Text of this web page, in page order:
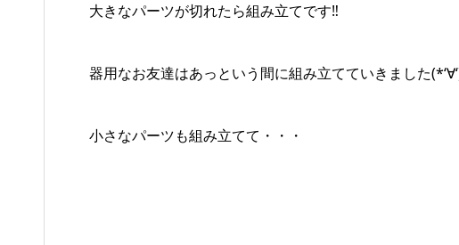
大きなパーツが切れたら組み立てです‼
器用なお友達はあっという間に組み立てていきました
小さなパーツも組み立てて・・・